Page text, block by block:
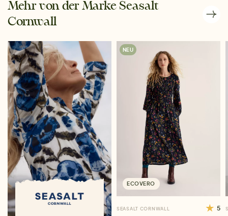
Mehr von der Marke Seasalt
Cornwall
NEU
ECOVERO
SEASALT CORNWALL 5